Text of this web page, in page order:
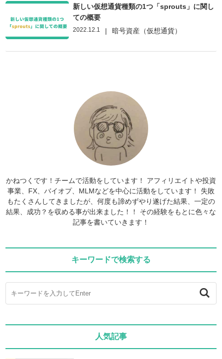
新しい仮想通貨種類の1つ「sprouts」に関し
ての概要
2022.12.1 | 暗号資産（仮想通貨）
かねつくです！チームで活動をしています！ アフィリエイトや投資
事業、FX、バイオプ、MLMなどを中心に活動をしています！ 失敗
もたくさんしてきましたが、何度も諦めずやり遂げた結果、一定の
結果、成功？を収める事が出来ました！！ その経験をもとに色々な
記事を書いていきます！
キーワードで検索する
人気記事